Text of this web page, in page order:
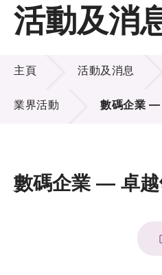
主頁
關於LSCM
技術商品化
項目及資助計劃
活動及消息
活動及消
活動及消息
主頁 活動及消息
業界活動 數碼企業 —
數碼企業 — 卓越